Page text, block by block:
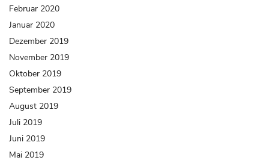
Februar 2020
Januar 2020
Dezember 2019
November 2019
Oktober 2019
September 2019
August 2019
Juli 2019
Juni 2019
Mai 2019